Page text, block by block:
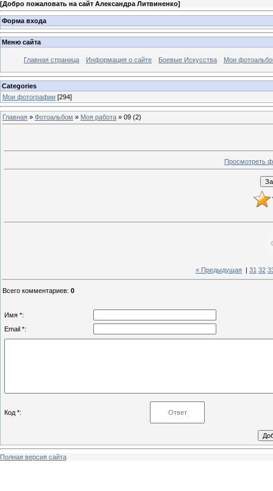
[Добро пожаловать на сайт Александра Литвиненко]
Форма входа
Меню сайта
Главная страница Информация о сайте Боевые Искусства Мои
Categories
Мои фотографии [294]
Главная » Фотоальбом » Моя работа » 09 (2)
Просмотреть
« Предыдущая 31 32
Всего комментариев: 0
Имя *:
Email *:
Код *:
Полная версия сайта